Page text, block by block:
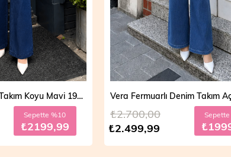
Vera Fermuarlı Denim Takım Açık Mavi 19298
Sepette %20
₺1999,99 ₺2.499,99
₺2.700,00